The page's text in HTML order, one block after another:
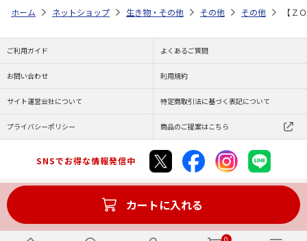
カートに入れる
ホーム ネットショップ 生き物・その他 その他 その他 【Ｚ
ご利用ガイド よくあるご質問
お問い合わせ 利用規約
サイト運営会社について 特定商取引法に基づく表記について
プライバシーポリシー 商品のご提案はこちら
SNSでお得な情報発信中